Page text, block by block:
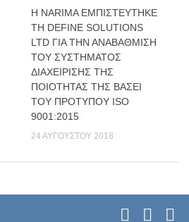
Η NARIMA ΕΜΠΙΣΤΕΥΤΗΚΕ
ΤΗ DEFINE SOLUTIONS
LTD ΓΙΑ ΤΗΝ ΑΝΑΒΑΘΜΙΣΗ
ΤΟΥ ΣΥΣΤΗΜΑΤΟΣ
ΔΙΑΧΕΙΡΙΣΗΣ ΤΗΣ
ΠΟΙΟΤΗΤΑΣ ΤΗΣ ΒΑΣΕΙ
ΤΟΥ ΠΡΟΤΥΠΟΥ ISO
9001:2015
24 ΑΥΓΟΎΣΤΟΥ 2018